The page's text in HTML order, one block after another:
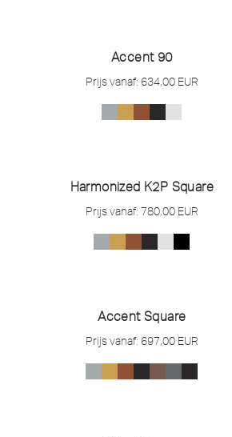
Accent 90
Prijs vanaf: 634,00 EUR
Harmonized K2P Square
Prijs vanaf: 780,00 EUR
Accent Square
Prijs vanaf: 697,00 EUR